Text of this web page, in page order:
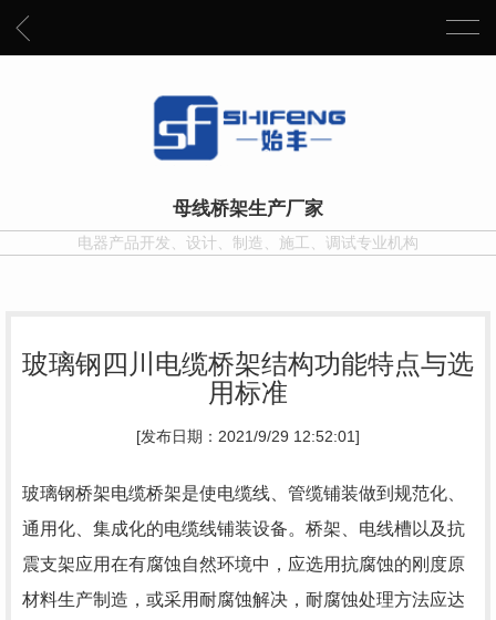
母线桥架生产厂家
电器产品开发、设计、制造、施工、调试专业机构
玻璃钢四川电缆桥架结构功能特点与选
用标准
[发布日期：2021/9/29 12:52:01]
玻璃钢桥架电缆桥架是使电缆线、管缆铺装做到规范化、
通用化、集成化的电缆线铺装设备。桥架、电线槽以及抗
震支架应用在有腐蚀自然环境中，应选用抗腐蚀的刚度原
材料生产制造，或采用耐腐蚀解决，耐腐蚀处理方法应达